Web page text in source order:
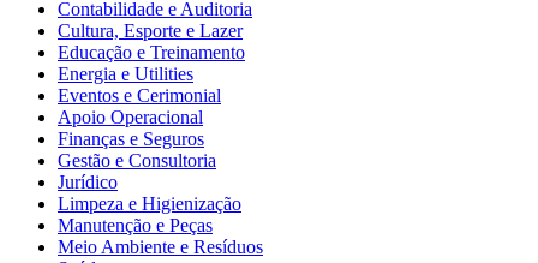
Contabilidade e Auditoria
Cultura, Esporte e Lazer
Educação e Treinamento
Energia e Utilities
Eventos e Cerimonial
Apoio Operacional
Finanças e Seguros
Gestão e Consultoria
Jurídico
Limpeza e Higienização
Manutenção e Peças
Meio Ambiente e Resíduos